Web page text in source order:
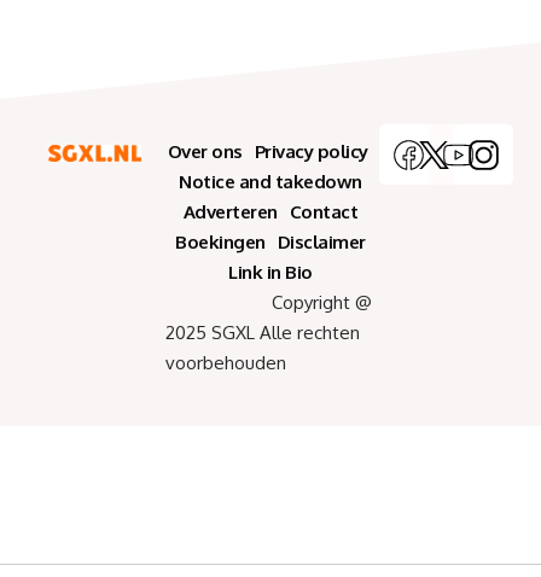
Over ons
Privacy policy
Notice and takedown
Adverteren
Contact
Boekingen
Disclaimer
Link in Bio
Copyright @
2025 SGXL Alle rechten
voorbehouden